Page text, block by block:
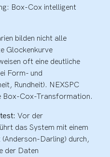
Box-Cox intelligent
bilden nicht alle
Glockenkurve
oft eine deutliche
Form- und
Rundheit). NEXSPC
Box-Cox-Transformation.
Vor der
das System mit einem
Darling) durch,
der Daten